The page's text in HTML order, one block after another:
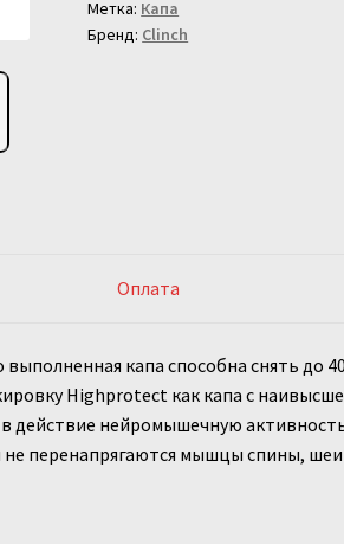
сине-
черная
Метка: Капа
Бренд: Clinch
Оплата
капа способна снять до
Highprotect как капа с
нейромышечную
не перенапрягаются мышцы спины,